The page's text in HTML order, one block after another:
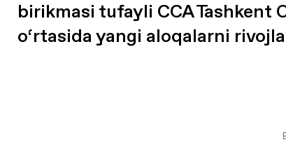
birikmasi tufayli CCA Tashkent
o‘rtasida yangi aloqalarni